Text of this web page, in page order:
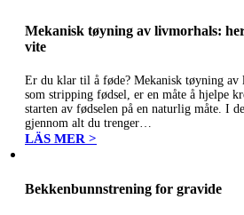
Mekanisk tøyning av livmorhals:
vite
Er du klar til å føde? Mekanisk tøyning av
som stripping fødsel, er en måte å hjelpe
starten av fødselen på en naturlig måte. I
gjennom alt du trenger…
LÄS MER >
Bekkenbunnstrening for gravide